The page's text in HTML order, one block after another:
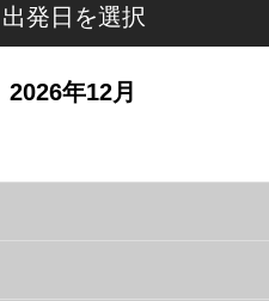
出発日を選択
2026年12月